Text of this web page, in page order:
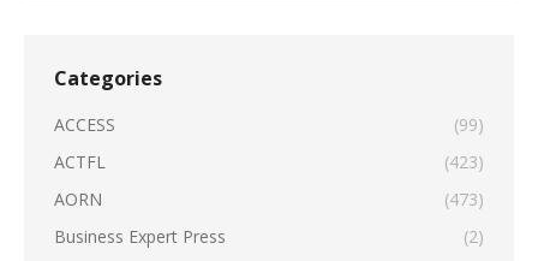
Categories
ACCESS
(99)
ACTFL
(423)
AORN
(473)
Business Expert Press
(2)